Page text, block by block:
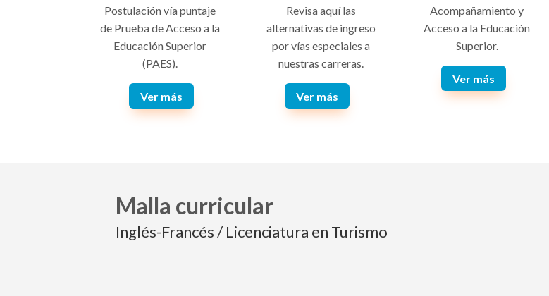
Postulación vía puntaje
de Prueba de Acceso a la
Educación Superior
(PAES).
Ver más
Revisa aquí las
alternativas de ingreso
por vías especiales a
nuestras carreras.
Ver más
Acompañamiento y
Acceso a la Educación
Superior.
Ver más
Malla curricular
Inglés-Francés / Licenciatura en Turismo